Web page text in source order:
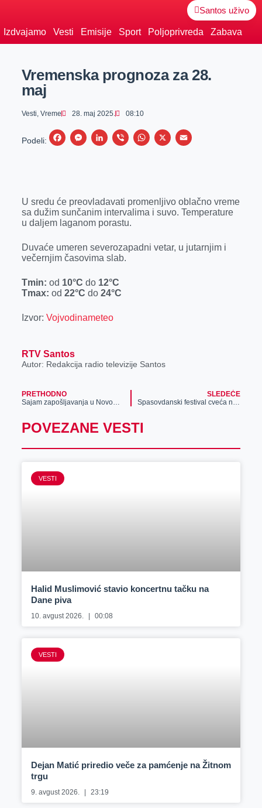
Santos uživo
Izdvajamo Vesti Emisije Sport Poljoprivreda Zabava
Vremenska prognoza za 28.
maj
Vesti, Vreme 28. maj 2025. 08:10
Podeli:
F
b
o
k
M
e
n
e
L
e
d
n
V
r
W
s
p
X
E
l
U sredu će preovladavati promenljivo oblačno vreme
sa dužim sunčanim intervalima i suvo. Temperature
u daljem laganom porastu.
Duvaće umeren severozapadni vetar, u jutarnjim i
večernjim časovima slab.
Tmin: od 10°C do 12°C
Tmax: od 22°C do 24°C
Izvor: Vojvodinameteo
RTV Santos
Autor: Redakcija radio televizije Santos
PRETHODNO
Sajam zapošljavanja u Novom Bečeju – 28. maja
SLEDEĆE
Spasovdanski festival cveća na Bagljašu
POVEZANE VESTI
VESTI
Halid Muslimović stavio koncertnu tačku na
Dane piva
10. avgust 2026. 00:08
VESTI
Dejan Matić priredio veče za pamćenje na Žitnom
trgu
9. avgust 2026. 23:19